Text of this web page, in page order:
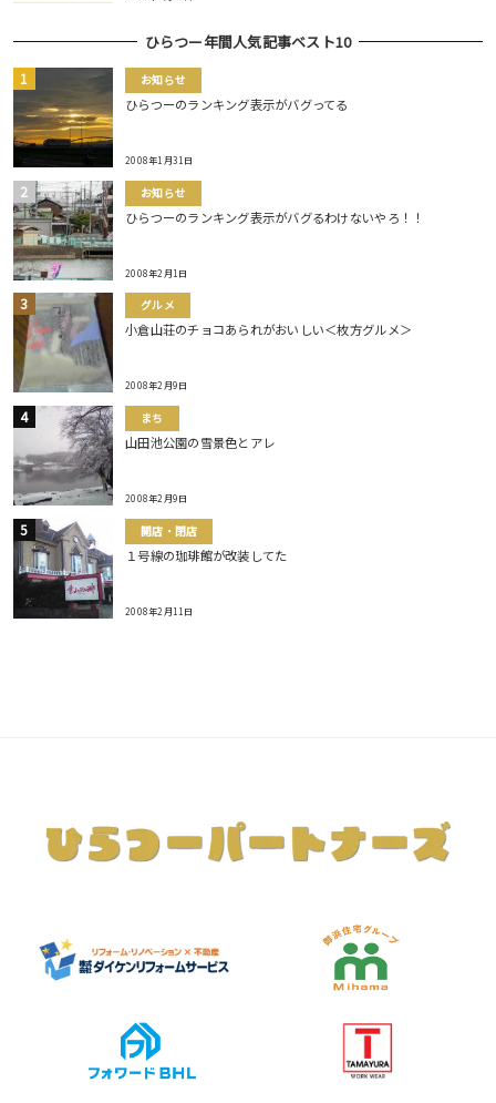
ひらつー年間人気記事ベスト10
お知らせ
ひらつーのランキング表示がバグってる
2008年1月31日
お知らせ
ひらつーのランキング表示がバグるわけないやろ！！
2008年2月1日
グルメ
小倉山荘のチョコあられがおいしい＜枚方グルメ＞
2008年2月9日
まち
山田池公園の雪景色とアレ
2008年2月9日
開店・閉店
１号線の珈琲館が改装してた
2008年2月11日